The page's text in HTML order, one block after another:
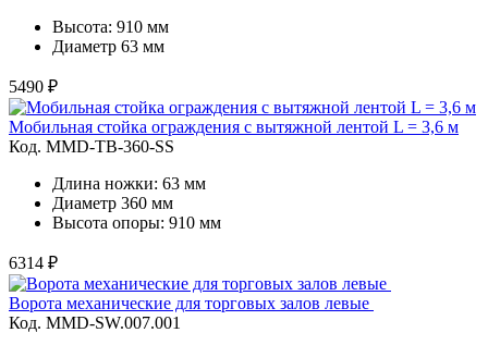
Высота: 910 мм
Диаметр 63 мм
5490 ₽
Мобильная стойка ограждения с вытяжной лентой L = 3,6 м
Код. MMD-TB-360-SS
Длина ножки: 63 мм
Диаметр 360 мм
Высота опоры: 910 мм
6314 ₽
Ворота механические для торговых залов левые
Код. MMD-SW.007.001